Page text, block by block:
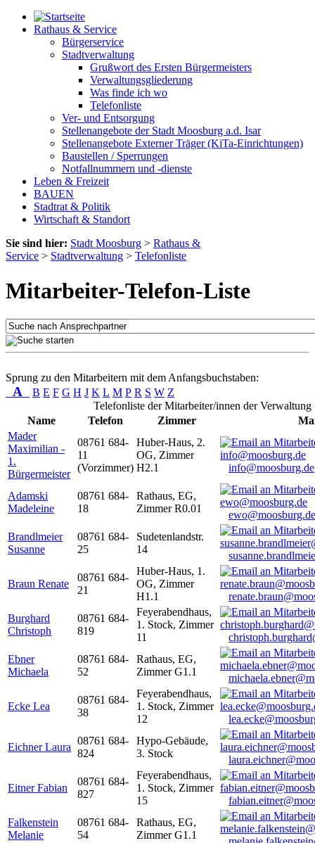
Rathaus & Service
Bürgerservice
Stadtverwaltung
Grußwort des Ersten Bürgermeisters
Verwaltungsgliederung
Was finde ich wo
Telefonliste
Ver- und Entsorgung
Stellenangebote der Stadt Moosburg a.d. Isar
Stellenangebote Externer Träger (KiTa-Einrichtungen)
Baustellen / Sperrungen
Notfallnummern und -dienste
Leben & Freizeit
BAUEN
Stadtrat & Politik
Wirtschaft & Standort
Sie sind hier: Stadt Moosburg > Rathaus &
Service > Stadtverwaltung > Telefonliste
Mitarbeiter-Telefon-Liste
Sprung zu den Mitarbeitern mit dem Anfangsbuchstaben:
A B E F G H J K L M P R S W Z
Telefonliste der Mitarbeiter/innen der Verwaltung
Name
Telefon Zimmer
Mader
Maximilian -
1.
Bürgermeister
08761 684-
11
(Vorzimmer)
Huber-Haus, 2.
OG, Zimmer
H2.1
info@moosburg.de
Adamski
Madeleine
08761 684-
18
Rathaus, EG,
Zimmer R0.01
ewo@moosburg.de
Brandlmeier
Susanne
08761 684-
25
Sudetenlandstr.
14
Braun Renate
08761 684-
21
Huber-Haus, 1.
OG, Zimmer
H1.1
Burghard
Christoph
08761 684-
819
Feyerabendhaus,
1. Stock, Zimmer
11
Ebner
Michaela
08761 684-
52
Rathaus, EG,
Zimmer G1.1
Ecke Lea
08761 684-
38
Feyerabendhaus,
1. Stock, Zimmer
12
Eichner Laura
08761 684-
824
Hypo-Gebäude,
3. Stock
Eitner Fabian
08761 684-
827
Feyerabendhaus,
1. Stock, Zimmer
15
Falkenstein
Melanie
08761 684-
54
Rathaus, EG,
Zimmer G1.1